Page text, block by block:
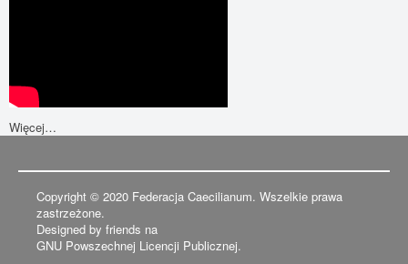
Więcej…
Copyright © 2020 Federacja Caecilianum. Wszelkie prawa
zastrzeżone.
Designed by friends na
GNU Powszechnej Licencji Publicznej.